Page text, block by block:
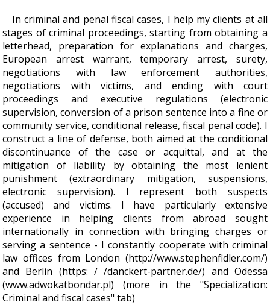
In criminal and penal fiscal cases, I help my clients at all
stages of criminal proceedings, starting from obtaining a
letterhead, preparation for explanations and charges,
European arrest warrant, temporary arrest, surety,
negotiations with law enforcement authorities,
negotiations with victims, and ending with court
proceedings and executive regulations (electronic
supervision, conversion of a prison sentence into a fine or
community service, conditional release, fiscal penal code). I
construct a line of defense, both aimed at the conditional
discontinuance of the case or acquittal, and at the
mitigation of liability by obtaining the most lenient
punishment (extraordinary mitigation, suspensions,
electronic supervision). I represent both suspects
(accused) and victims. I have particularly extensive
experience in helping clients from abroad sought
internationally in connection with bringing charges or
serving a sentence - I constantly cooperate with criminal
law offices from London (http://www.stephenfidler.com/)
and Berlin (https: / /danckert-partner.de/) and Odessa
(www.adwokatbondar.pl) (more in the "Specialization:
Criminal and fiscal cases" tab)